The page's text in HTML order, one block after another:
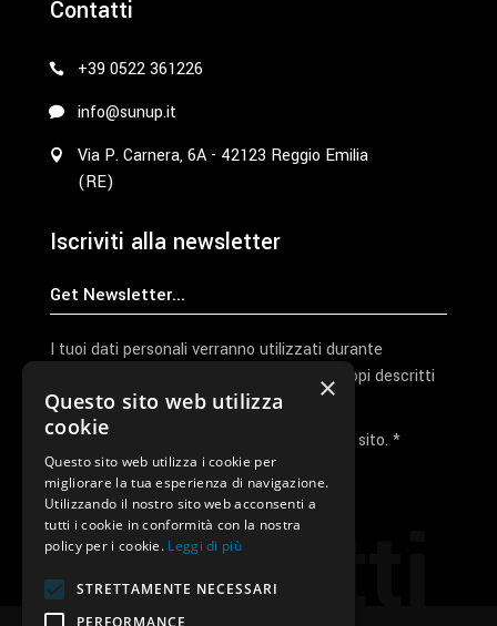
Contatti
Contatti
+39 0522 361226
info@sunup.it
Via P. Carnera, 6A - 42123 Reggio Emilia
(RE)
Iscriviti alla newsletter
I tuoi dati personali verranno utilizzati durante
l'elaborazione della richiesta e per altri scopi descritti
nella nostraprivacy policy
Ho letto e accetto la privacy policy del sito. *
Invia I Dati
×
Questo sito web utilizza
cookie
Questo sito web utilizza i cookie per
migliorare la tua esperienza di navigazione.
Utilizzando il nostro sito web acconsenti a
tutti i cookie in conformità con la nostra
policy per i cookie. Leggi di più
STRETTAMENTE NECESSARI
PERFORMANCE